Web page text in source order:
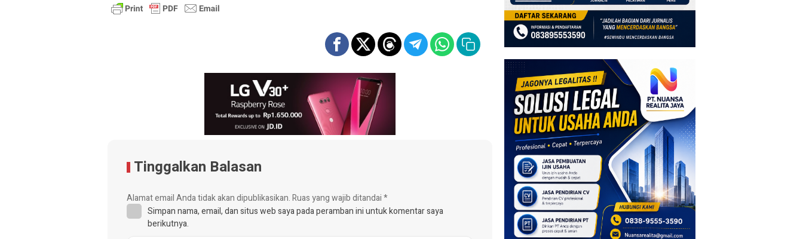
Tinggalkan Balasan
Alamat email Anda tidak akan dipublikasikan.Ruas yang wajib ditandai*
Simpan nama, email, dan situs web saya pada peramban ini untuk komentar saya
berikutnya.